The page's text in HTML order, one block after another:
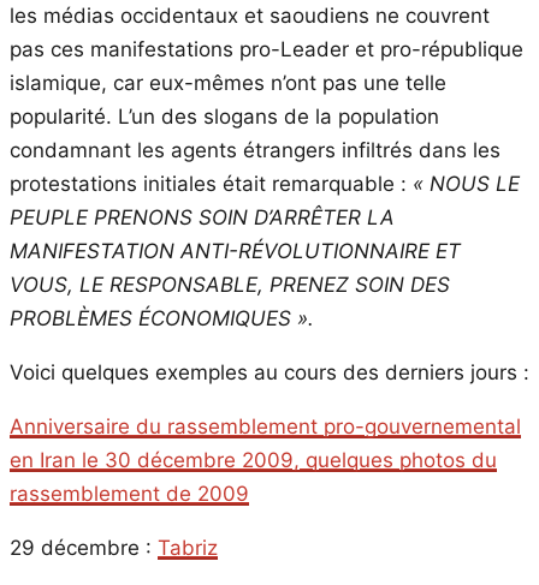
les médias occidentaux et saoudiens ne couvrent
pas ces manifestations pro-Leader et pro-république
islamique, car eux-mêmes n’ont pas une telle
popularité. L’un des slogans de la population
condamnant les agents étrangers infiltrés dans les
protestations initiales était remarquable : « NOUS LE
PEUPLE PRENONS SOIN D’ARRÊTER LA
MANIFESTATION ANTI-RÉVOLUTIONNAIRE ET
VOUS, LE RESPONSABLE, PRENEZ SOIN DES
PROBLÈMES ÉCONOMIQUES ».
Voici quelques exemples au cours des derniers jours :
Anniversaire du rassemblement pro-gouvernemental
en Iran le 30 décembre 2009, quelques photos du
rassemblement de 2009
29 décembre : Tabriz